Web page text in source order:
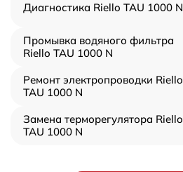
Диагностика Riello TAU 1000 N
Промывка водяного фильтра
Riello TAU 1000 N
Ремонт электропроводки Riello
TAU 1000 N
Замена терморегулятора Riello
TAU 1000 N